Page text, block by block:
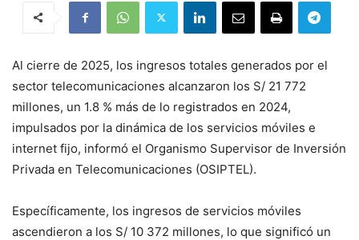
Al cierre de 2025, los ingresos totales generados por el
sector telecomunicaciones alcanzaron los S/ 21 772
millones, un 1.8 % más de lo registrados en 2024,
impulsados por la dinámica de los servicios móviles e
internet fijo, informó el Organismo Supervisor de Inversión
Privada en Telecomunicaciones (OSIPTEL).
Específicamente, los ingresos de servicios móviles
ascendieron a los S/ 10 372 millones, lo que significó un